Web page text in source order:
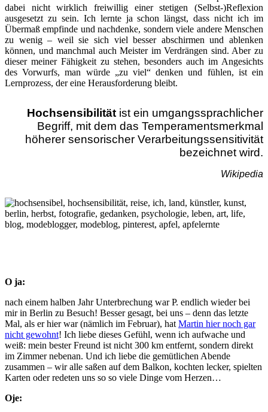
dabei nicht wirklich freiwillig einer stetigen (Selbst-)Reflexion
ausgesetzt zu sein. Ich lernte ja schon längst, dass nicht ich im
Übermaß empfinde und nachdenke, sondern viele andere Menschen
zu wenig – weil sie sich viel besser abschirmen und ablenken
können, und manchmal auch Meister im Verdrängen sind. Aber zu
dieser meiner Fähigkeit zu stehen, besonders auch im Angesichts
des Vorwurfs, man würde „zu viel“ denken und fühlen, ist ein
Lernprozess, der eine Herausforderung bleibt.
Hochsensibilität ist ein umgangssprachlicher
Begriff, mit dem das Temperamentsmerkmal
höherer sensorischer Verarbeitungssensitivität
bezeichnet wird.
Wikipedia
O ja:
nach einem halben Jahr Unterbrechung war P. endlich wieder bei
mir in Berlin zu Besuch! Besser gesagt, bei uns – denn das letzte
Mal, als er hier war (nämlich im Februar), hat Martin hier noch gar
nicht gewohnt! Ich liebe dieses Gefühl, wenn ich aufwache und
weiß: mein bester Freund ist nicht 300 km entfernt, sondern direkt
im Zimmer nebenan. Und ich liebe die gemütlichen Abende
zusammen – wir alle saßen auf dem Balkon, kochten lecker, spielten
Karten oder redeten uns so so viele Dinge vom Herzen…
Oje: